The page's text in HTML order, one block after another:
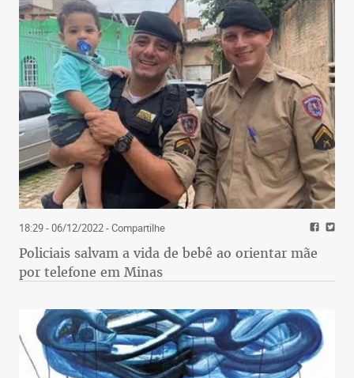
18:29 - 06/12/2022- Compartilhe
Policiais salvam a vida de bebê ao orientar mãe
por telefone em Minas